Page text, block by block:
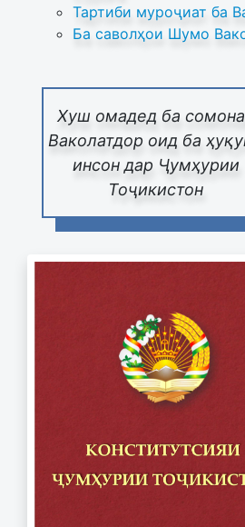
Тартиби муроҷиат ба
Ба саволҳои Шумо
Хуш омадед ба
Ваколатдор оид ба
инсон дар Ҷумҳурии
Тоҷикистон